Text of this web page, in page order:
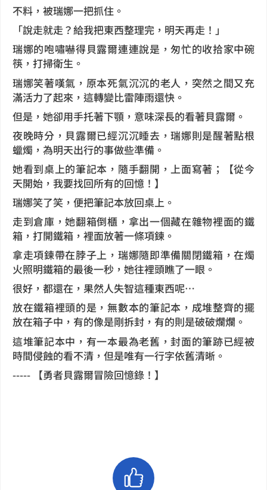
不料，被瑞娜一把抓住。
「說走就走？給我把東西整理完，明天再走！」
瑞娜的咆嘯嚇得貝露爾連連說是，匆忙的收拾家中碗
筷，打掃衛生。
瑞娜笑著嘆氣，原本死氣沉沉的老人，突然之間又充
滿活力了起來，這轉變比雷陣雨還快。
但是，她卻用手托著下顎，意味深長的看著貝露爾。
夜晚時分，貝露爾已經沉沉睡去，瑞娜則是醒著點根
蠟燭，為明天出行的事做些準備。
她看到桌上的筆記本，隨手翻開，上面寫著；【從今
天開始，我要找回所有的回憶！】
瑞娜笑了笑，便把筆記本放回桌上。
走到倉庫，她翻箱倒櫃，拿出一個藏在雜物裡面的鐵
箱，打開鐵箱，裡面放著一條項鍊。
拿走項鍊帶在脖子上，瑞娜隨即準備關閉鐵箱，在燭
火照明鐵箱的最後一秒，她往裡頭瞧了一眼。
很好，都還在，果然人失智這種東西呢…
放在鐵箱裡頭的是，無數本的筆記本，成堆整齊的擺
放在箱子中，有的像是剛拆封，有的則是破破爛爛。
這堆筆記本中，有一本最為老舊，封面的筆跡已經被
時間侵蝕的看不清，但是唯有一行字依舊清晰。
----- 【勇者貝露爾冒險回憶錄！】